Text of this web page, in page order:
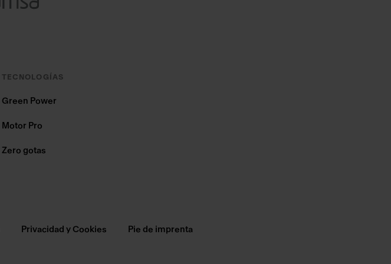
TECNOLOGÍAS
Green Power
Motor Pro
Zero gotas
Privacidad y Cookies Pie de imprenta